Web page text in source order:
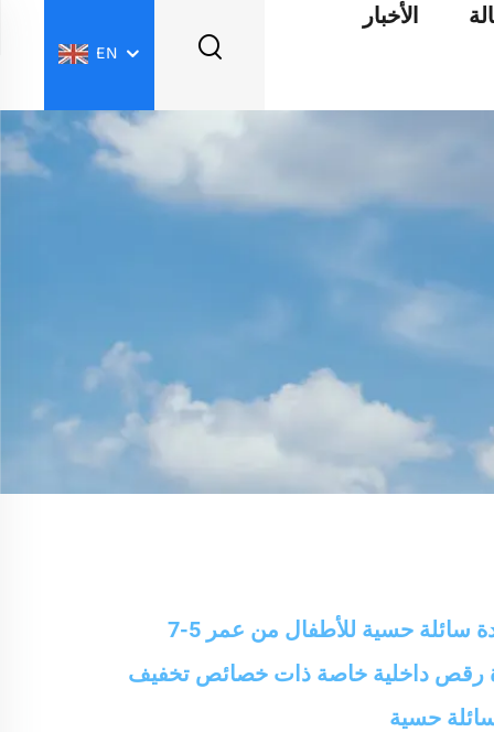
الأخبار
EN
بيع جملة سجادة سائلة حسية للأطفال من عمر 5-7
رقص داخلية خاصة ذات خصائص تخفيف
حسية